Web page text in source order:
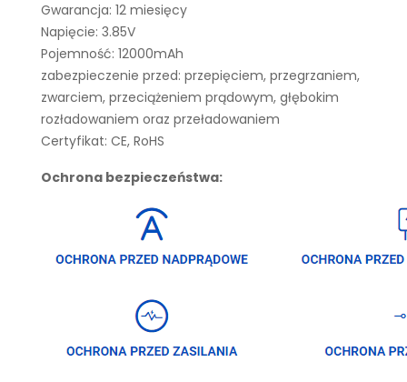
Gwarancja: 12 miesięcy
Napięcie: 3.85V
Pojemność: 12000mAh
zabezpieczenie przed: przepięciem, przegrzaniem,
zwarciem, przeciążeniem prądowym, głębokim
rozładowaniem oraz przeładowaniem
Certyfikat: CE, RoHS
Ochrona bezpieczeństwa: